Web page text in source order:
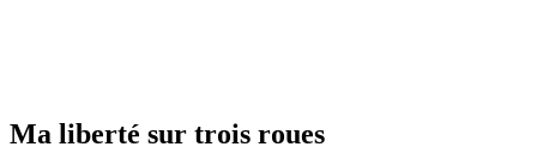
Ma liberté sur trois roues